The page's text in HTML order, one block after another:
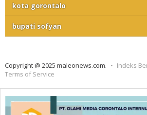
kota gorontalo
bupati sofyan
Copyright @ 2025 maleonews.com.
Indeks
Terms of Service